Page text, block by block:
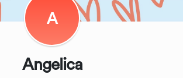
A
Angelica